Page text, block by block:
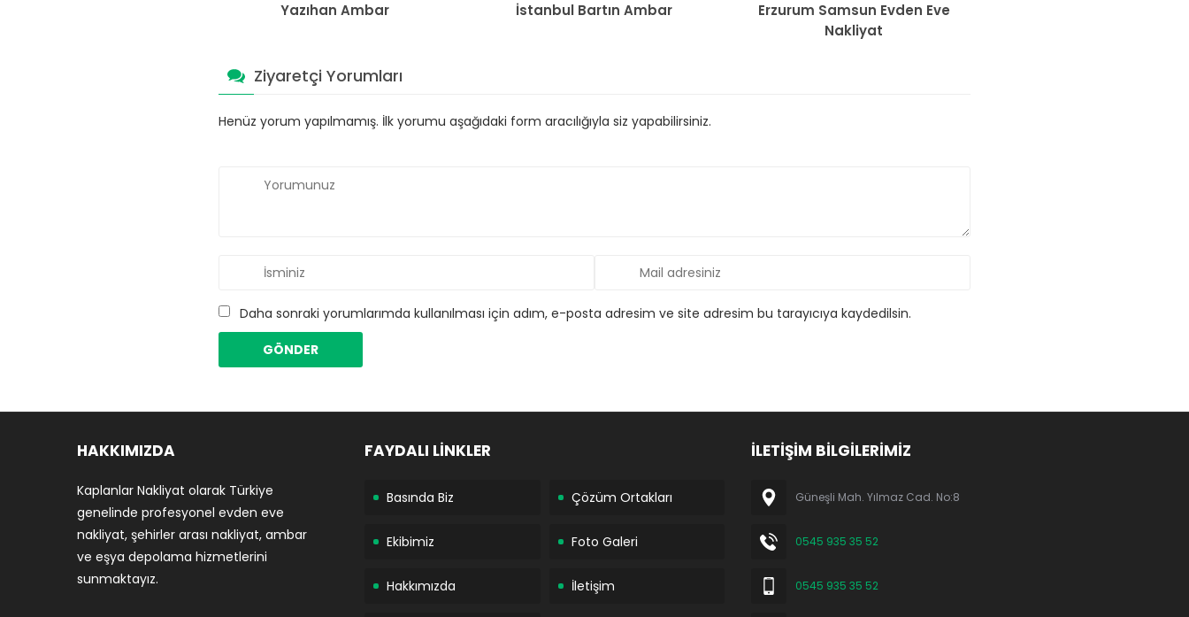
Yazıhan Ambar İstanbul Bartın Ambar
Erzurum Samsun Evden Eve
Nakliyat
Ziyaretçi Yorumları
Henüz yorum yapılmamış. İlk yorumu aşağıdaki form aracılığıyla siz yapabilirsiniz.
Daha sonraki yorumlarımda kullanılması için adım, e-posta adresim ve site adresim bu tarayıcıya kaydedilsin.
HAKKIMIZDA
Kaplanlar Nakliyat olarak Türkiye
genelinde profesyonel evden eve
nakliyat, şehirler arası nakliyat, ambar
ve eşya depolama hizmetlerini
sunmaktayız.
FAYDALI LİNKLER
Basında Biz Çözüm Ortakları
Ekibimiz Foto Galeri
Hakkımızda İletişim
İLETİŞİM BİLGİLERİMİZ
Güneşli Mah. Yılmaz Cad. No:8
0545 935 35 52
0545 935 35 52